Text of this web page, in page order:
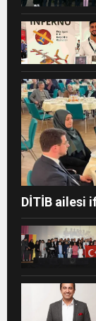
DİTİB ailesi